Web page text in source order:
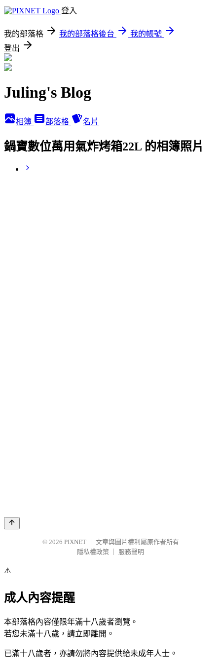
登入
我的部落格 我的部落格後台
我的帳號
登出
Juling's Blog
相簿 部落格 名片
鍋寶數位萬用氣炸烤箱22L 的相簿照片
© 2026 PIXNET
文章與圖片權利屬原作者所有
隱私權政策
服務聲明
⚠️
成人內容提醒
本部落格內容僅限年滿十八歲者瀏覽。
若您未滿十八歲，請立即離開。
已滿十八歲者，亦請勿將內容提供給未成年人士。